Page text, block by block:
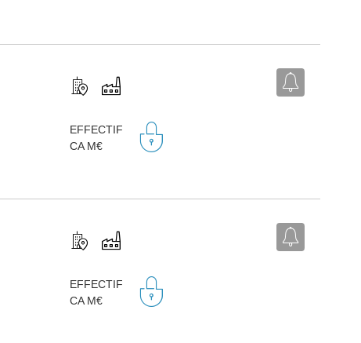
EFFECTIF
CA M€
EFFECTIF
CA M€